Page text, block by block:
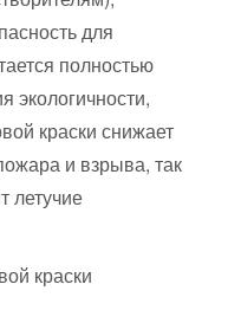
для
полностью
экологичности,
краски снижает
и взрыва, так
летучие
краски